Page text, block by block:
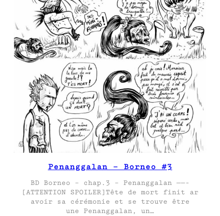
Penanggalan – Borneo #3
BD Borneo – chap.3 – Penanggalan ——-
[ATTENTION SPOILER]Tête de mort finit ar
avoir sa cérémonie et se trouve être
une Penanggalan, un…